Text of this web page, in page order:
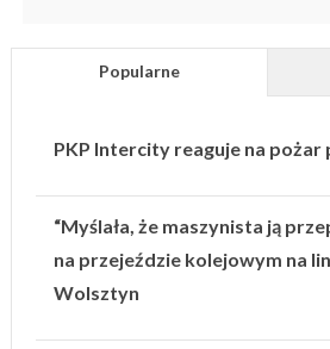
Popularne
PKP Intercity reaguje na pożar
“Myślała, że maszynista ją
na przejeździe kolejowym na
Wolsztyn